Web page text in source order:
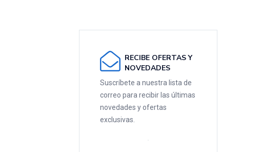
RECIBE OFERTAS Y
NOVEDADES
Suscríbete a nuestra lista de
correo para recibir las últimas
novedades y ofertas
exclusivas.